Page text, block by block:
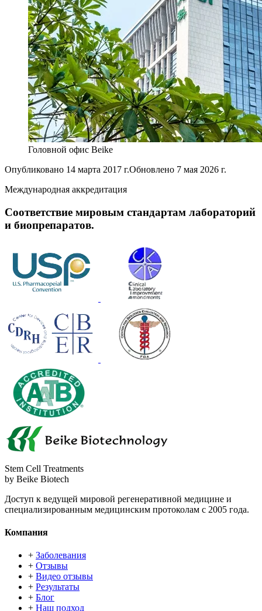
Головной офис Beike
Опубликовано 14 марта 2017 г.Обновлено 7 мая 2026 г.
Международная аккредитация
Соответствие мировым стандартам лабораторий
и биопрепаратов.
Stem Cell Treatments
by Beike Biotech
Доступ к ведущей мировой регенеративной медицине и
специализированным медицинским протоколам с 2005 года.
Компания
+ Заболевания
+ Отзывы
+ Видео отзывы
+ Результаты
+ Блог
+ Наш подход